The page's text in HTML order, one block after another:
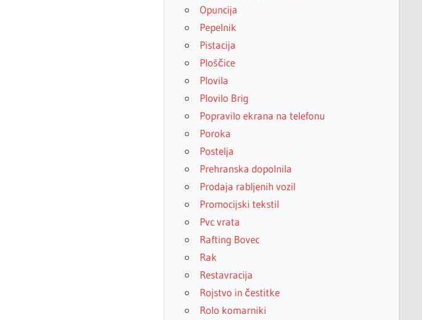
Opuncija
Pepelnik
Pistacija
Ploščice
Plovila
Plovilo Brig
Popravilo ekrana na telefonu
Poroka
Postelja
Prehranska dopolnila
Prodaja rabljenih vozil
Promocijski tekstil
Pvc vrata
Rafting Bovec
Rak
Restavracija
Rojstvo in čestitke
Rolo komarniki